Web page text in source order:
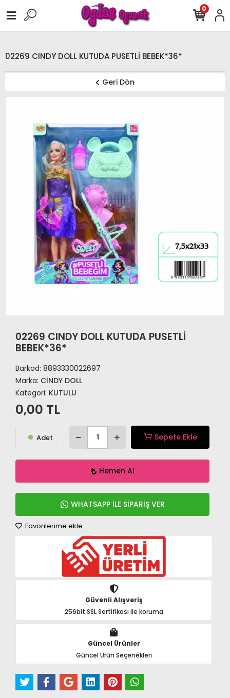
0
02269 CINDY DOLL KUTUDA PUSETLİ BEBEK*36*
Geri Dön
02269 CINDY DOLL KUTUDA PUSETLİ
BEBEK*36*
Barkod: 8893330022697
Marka: CİNDY DOLL
Kategori: KUTULU
0,00 TL
Adet Sepete Ekle
Hemen Al
WHATSAPP İLE SİPARİŞ VER
Favorilerime ekle
Güvenli Alışveriş
256bit SSL Sertifikası ile koruma
Güncel Ürünler
Güncel Ürün Seçenekleri